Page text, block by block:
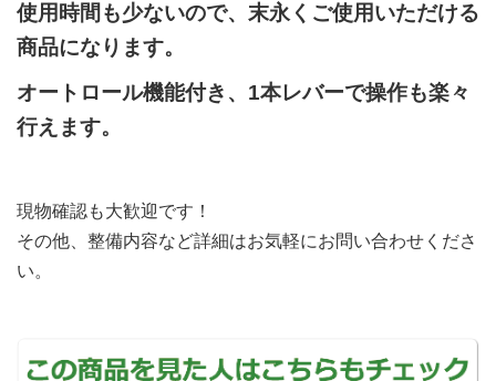
使用時間も少ないので、末永くご使用いただける
商品になります。
オートロール機能付き、1本レバーで操作も楽々
行えます。
現物確認も大歓迎です！
その他、整備内容など詳細はお気軽にお問い合わせくださ
い。